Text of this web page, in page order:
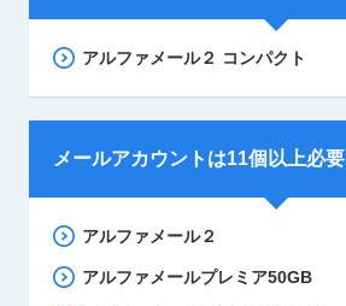
アルファメール２ コンパクト
メールアカウントは11個以上必要
アルファメール２
アルファメールプレミア50GB